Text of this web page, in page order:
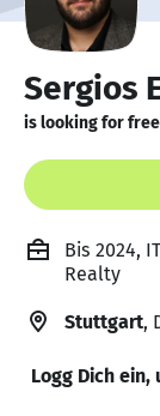
Sergios
is looking for
Bis 2024,
Realty
Stuttgart,
Logg Dich ein,